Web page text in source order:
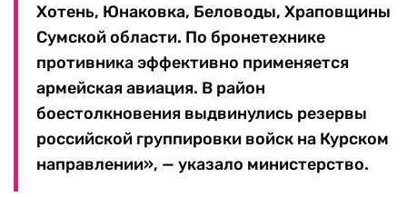
Хотень, Юнаковка, Беловоды, Храповщины
Сумской области. По бронетехнике
противника эффективно применяется
армейская авиация. В район
боестолкновения выдвинулись резервы
российской группировки войск на Курском
направлении», — указало министерство.